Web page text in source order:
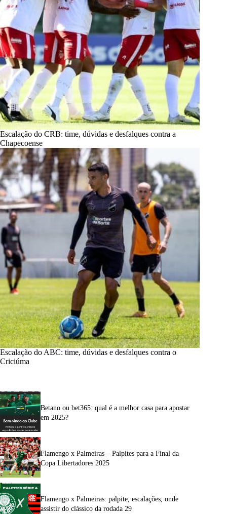
Escalação do CRB: time, dúvidas e desfalques contra a
Chapecoense
Escalação do ABC: time, dúvidas e desfalques contra o
Criciúma
Betano ou bet365: qual é a melhor casa para apostar
em 2025?
Flamengo x Palmeiras – Palpites para a Final da
Copa Libertadores 2025
Flamengo x Palmeiras: palpite, escalações, onde
assistir do clássico da rodada 29